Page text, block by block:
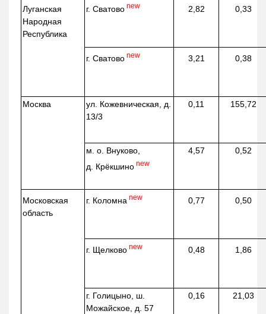
Луганская
Народная
Республика
г. Сватово new 2,82 0,33
г. Сватово new 3,21 0,38
Москва ул. Кожевническая, д.
13/3
0,11 155,72
м. о. Внуково,
д. Крёкшино new
4,57 0,52
Московская
область
г. Коломна new 0,77 0,50
г. Щелково new 0,48 1,86
г. Голицыно, ш.
Можайское, д. 57
0,16 21,03